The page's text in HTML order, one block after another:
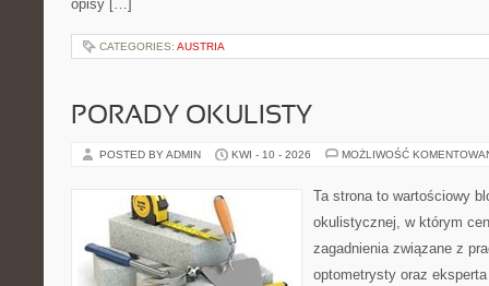
opisy […]
CATEGORIES: AUSTRIA
PORADY OKULISTY
POSTED BY ADMIN KWI - 10 - 2026 MOŻLIWOŚĆ
Ta strona to wartościowy
okulistycznej, w którym
zagadnienia związane z
optometrysty oraz